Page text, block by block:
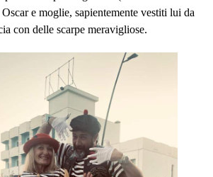
e moglie, sapientemente vestiti lui da
con delle scarpe meravigliose.